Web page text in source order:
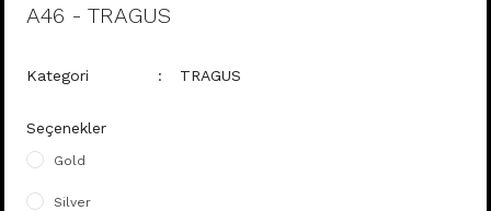
A46 - TRAGUS
Kategori TRAGUS
Seçenekler
Gold
Silver